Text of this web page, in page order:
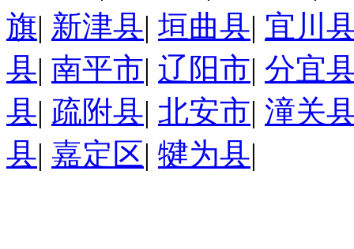
旗| 新津县| 垣曲县| 宜川
县| 南平市| 辽阳市| 分宜
县| 疏附县| 北安市| 潼关
县| 嘉定区| 犍为县|